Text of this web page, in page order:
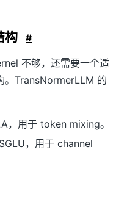
构 #
不够，还需要一个适
TransNormerLLM 的
，用于 token mixing。
，用于 channel